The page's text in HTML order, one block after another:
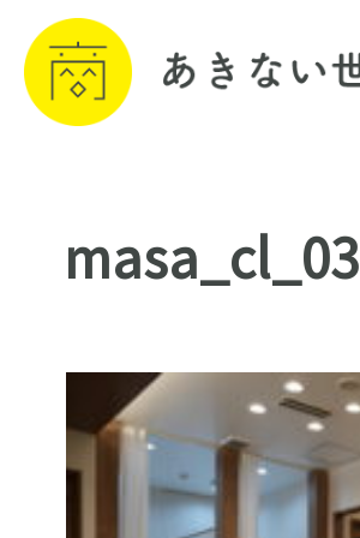
masa_cl_03